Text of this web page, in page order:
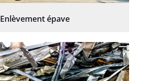
Enlèvement épave